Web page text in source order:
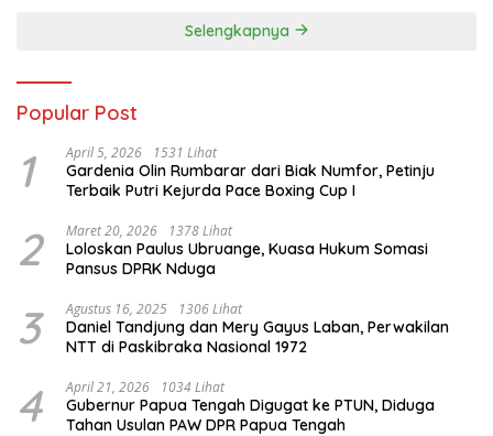
Selengkapnya
Popular Post
1 April 5, 2026 1531 Lihat
Gardenia Olin Rumbarar dari Biak Numfor, Petinju
Terbaik Putri Kejurda Pace Boxing Cup I
2 Maret 20, 2026 1378 Lihat
Loloskan Paulus Ubruange, Kuasa Hukum Somasi
Pansus DPRK Nduga
3 Agustus 16, 2025 1306 Lihat
Daniel Tandjung dan Mery Gayus Laban, Perwakilan
NTT di Paskibraka Nasional 1972
4 April 21, 2026 1034 Lihat
Gubernur Papua Tengah Digugat ke PTUN, Diduga
Tahan Usulan PAW DPR Papua Tengah